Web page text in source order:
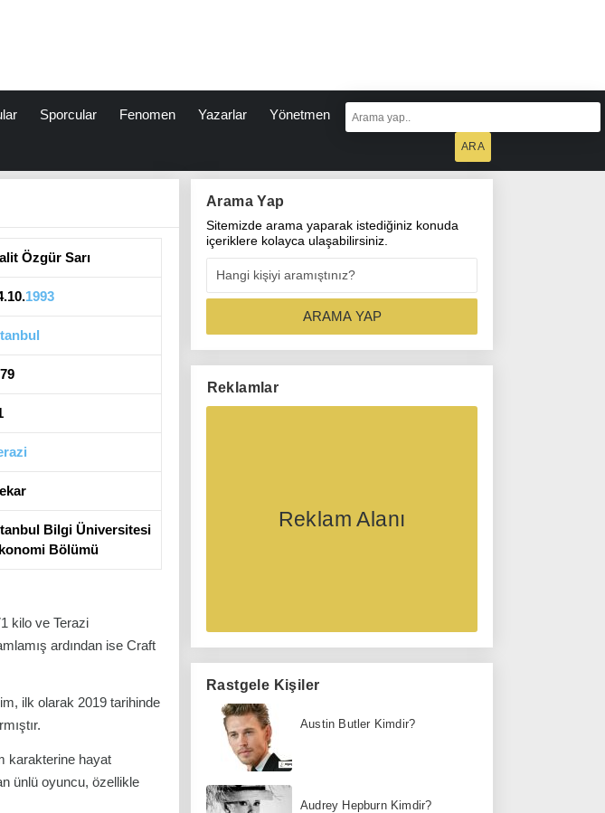
Sporcular Fenomen Yazarlar Yönetmen
Özgür Sarı
1993
Bilgi Üniversitesi
Bölümü
kilo ve Terazi
ardından ise Craft
ilk olarak 2019 tarihinde
karakterine hayat
ünlü oyuncu, özellikle
Arama Yap
Sitemizde arama yaparak istediğiniz konuda
içeriklere kolayca ulaşabilirsiniz.
Reklamlar
Reklam Alanı
Rastgele Kişiler
Austin Butler Kimdir?
Audrey Hepburn Kimdir?